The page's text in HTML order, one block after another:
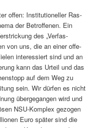
offen: Insti­tu­tioneller Ras­
der Betrof­fe­nen. Ein
des „Ver­fas­
von uns, die an ein­er offe­
inter­essiert sind und an
kann das Urteil und das
auf dem Weg zu
sein. Wir dür­fen es nicht
überge­gan­gen wird und
NSU-Kom­plex gezo­gen
Euro später sind die